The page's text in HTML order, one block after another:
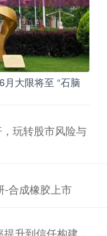
大限将至 “石脑
玩转股市风险与
-合成橡胶上市
升到信任构建，